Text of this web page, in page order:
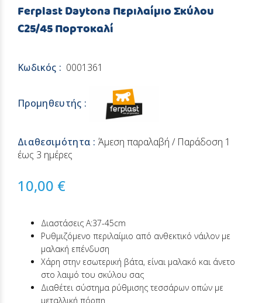
Ferplast Daytona Περιλαίμιο Σκύλου
C25/45 Πορτοκαλί
Κωδικός : 0001361
Προμηθευτής :
Διαθεσιμότητα :Άμεση παραλαβή / Παράδoση 1
έως 3 ημέρες
10,00 €
Διαστάσεις A:37-45cm
Ρυθμιζόμενο περιλαίμιο από ανθεκτικό νάιλον με
μαλακή επένδυση
Χάρη στην εσωτερική βάτα, είναι μαλακό και άνετο
στο λαιμό του σκύλου σας
Διαθέτει σύστημα ρύθμισης τεσσάρων οπών με
μεταλλική πόρπη